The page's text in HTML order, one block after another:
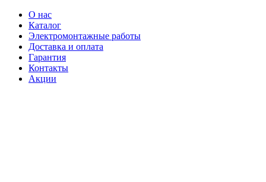
О нас
Каталог
Электромонтажные работы
Доставка и оплата
Гарантия
Контакты
Акции